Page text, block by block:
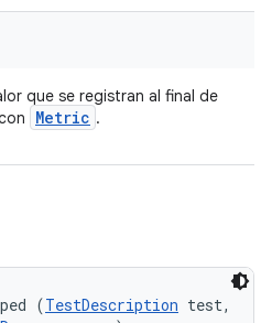
que se registran al final de
Metric .
(TestDescription test,